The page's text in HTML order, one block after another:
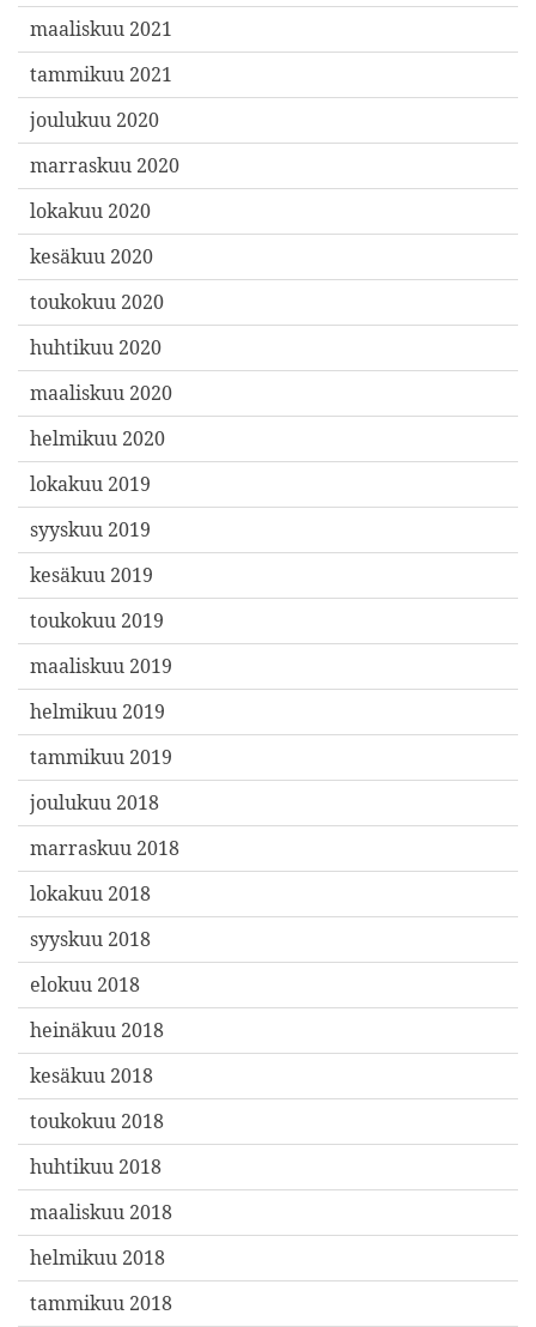
maaliskuu 2021
tammikuu 2021
joulukuu 2020
marraskuu 2020
lokakuu 2020
kesäkuu 2020
toukokuu 2020
huhtikuu 2020
maaliskuu 2020
helmikuu 2020
lokakuu 2019
syyskuu 2019
kesäkuu 2019
toukokuu 2019
maaliskuu 2019
helmikuu 2019
tammikuu 2019
joulukuu 2018
marraskuu 2018
lokakuu 2018
syyskuu 2018
elokuu 2018
heinäkuu 2018
kesäkuu 2018
toukokuu 2018
huhtikuu 2018
maaliskuu 2018
helmikuu 2018
tammikuu 2018